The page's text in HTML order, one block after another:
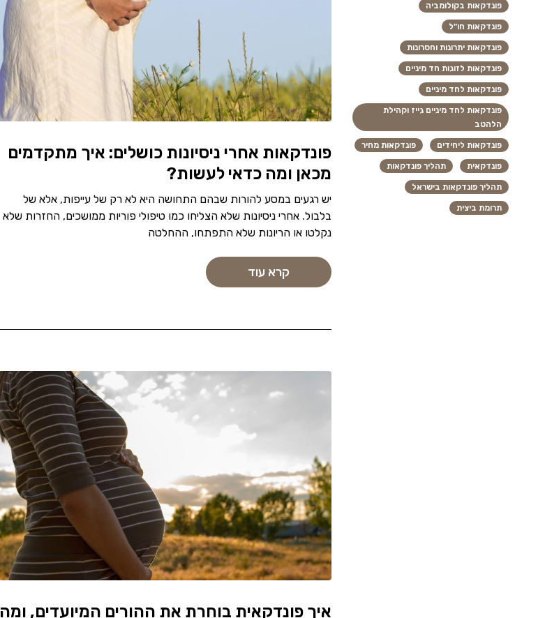
פונדקאות אחרי ניסיונות כושלים: איך מתקדמים
מכאן ומה כדאי לעשות?
יש רגעים במסע להורות שבהם התחושה היא לא רק של עייפות, אלא של
בלבול. אחרי ניסיונות שלא הצליחו כמו טיפולי פוריות ממושכים, החזרות שלא
נקלטו או הריונות שלא התפתחו, ההחלטה
קרא עוד
איך פונדקאית בוחרת את ההורים המיועדים, ומה
פונדקאות בקולומביה
פונדקאות חו"ל
פונדקאות יתרונות וחסרונות
פונדקאות לזוגות חד מיניים
פונדקאות לחד מיניים
פונדקאות לחד מיניים גייז וקהילת
הלהטב
פונדקאות ליחידים פונדקאות מחיר
פונדקאית תהליך פונדקאות
תהליך פונדקאות בישראל
תרומת ביצית